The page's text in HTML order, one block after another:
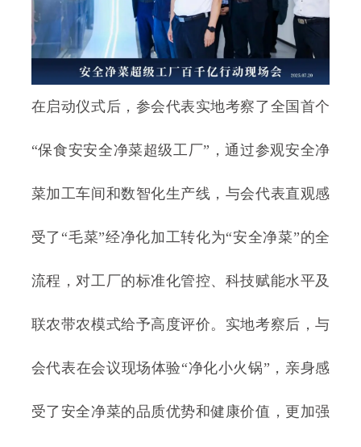
在启动仪式后，参会代表实地考察了全国首个
“保食安安全净菜超级工厂”，通过参观安全净
菜加工车间和数智化生产线，与会代表直观感
受了“毛菜”经净化加工转化为“安全净菜”的全
流程，对工厂的标准化管控、科技赋能水平及
联农带农模式给予高度评价。实地考察后，与
会代表在会议现场体验“净化小火锅”，亲身感
受了安全净菜的品质优势和健康价值，更加强